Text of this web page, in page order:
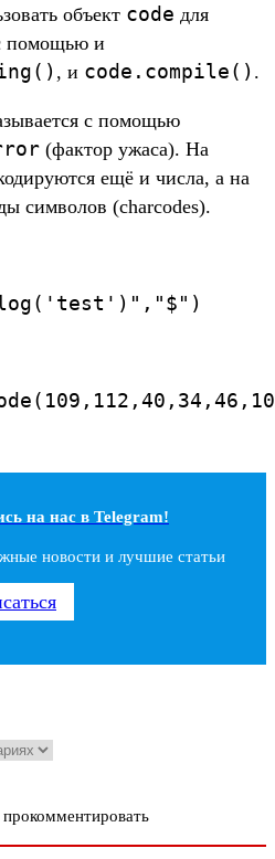
объект code для
помощью и
, и code.compile() .
с помощью
(фактор ужаса). На
ещё и числа, а на
символов (charcodes).
на наc в Telegram!
новости и лучшие статьи